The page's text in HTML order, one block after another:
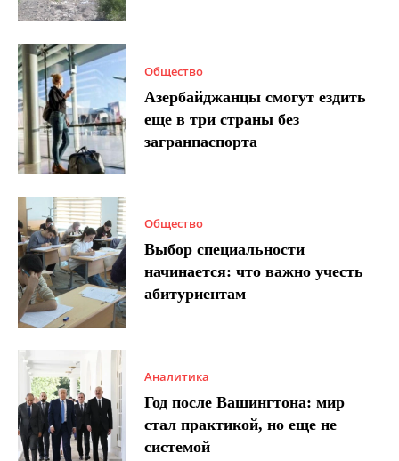
Общество
Азербайджанцы смогут ездить
еще в три страны без
загранпаспорта
Общество
Выбор специальности
начинается: что важно учесть
абитуриентам
Аналитика
Год после Вашингтона: мир
стал практикой, но еще не
системой